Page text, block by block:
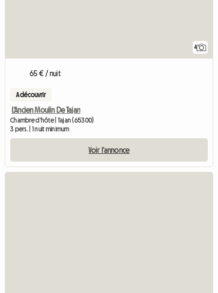
4
65 € / nuit
A découvrir
L'Ancien Moulin De Tajan
Chambre d'hôte | Tajan (65300)
3 pers. | 1 nuit minimum
Voir l'annonce